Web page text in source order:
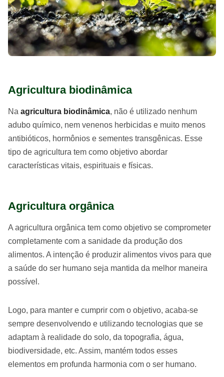
Agricultura biodinâmica
Na agricultura biodinâmica, não é utilizado nenhum
adubo químico, nem venenos herbicidas e muito menos
antibióticos, hormônios e sementes transgênicas. Esse
tipo de agricultura tem como objetivo abordar
características vitais, espirituais e físicas.
Agricultura orgânica
A agricultura orgânica tem como objetivo se comprometer
completamente com a sanidade da produção dos
alimentos. A intenção é produzir alimentos vivos para que
a saúde do ser humano seja mantida da melhor maneira
possível.
Logo, para manter e cumprir com o objetivo, acaba-se
sempre desenvolvendo e utilizando tecnologias que se
adaptam à realidade do solo, da topografia, água,
biodiversidade, etc. Assim, mantém todos esses
elementos em profunda harmonia com o ser humano.